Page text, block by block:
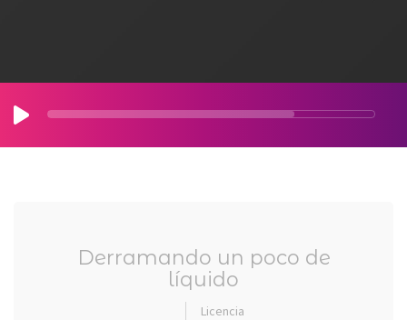
Derramando un poco de
líquido
Licencia